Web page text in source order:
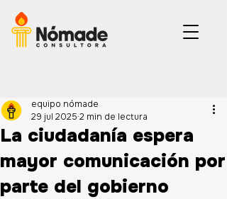
La ciudadanía espera
mayor comunicación por
parte del gobierno
equipo nómade
29 jul 2025 2 min de lectura